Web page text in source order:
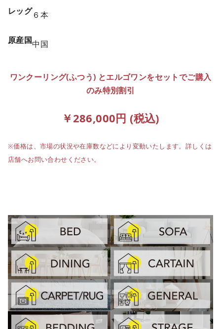
レッグ６本
原産国中国
ワンクーリング(ふつう) とエルゴワンをセットでご購入
のみ特別割引
￥286,000円 (税込)
※価格は、市場の状況や在庫数などにより変動いたします。詳しくは
店舗へお問い合わせください。